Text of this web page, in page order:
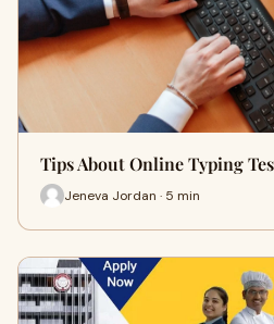
Tips About Online Typing
Jeneva Jordan · 5 min